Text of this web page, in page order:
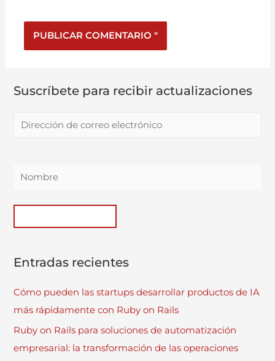
Suscríbete para recibir actualizaciones
Entradas recientes
Cómo pueden las startups desarrollar productos de IA
más rápidamente con Ruby on Rails
Ruby on Rails para soluciones de automatización
empresarial: la transformación de las operaciones